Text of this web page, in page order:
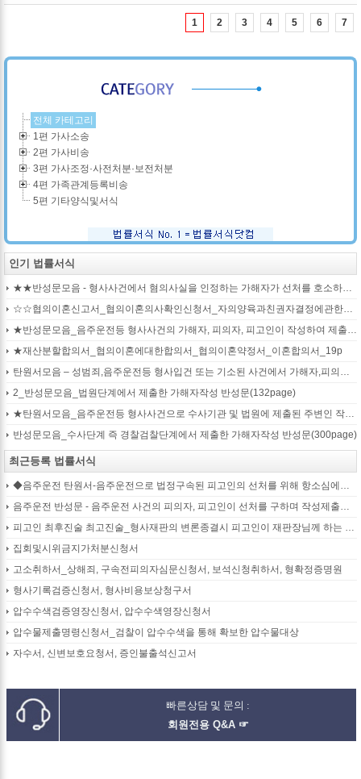
1 2 3 4 5 6 7
전체 카테고리
1편 가사소송
2편 가사비송
3편 가사조정·사전처분·보전처분
4편 가족관계등록비송
5편 기타양식및서식
인기 법률서식
★★반성문모음 - 형사사건에서 혐의사실을 인정하는 가해자가 선처를 호소하며 제출작성하는 반성문2
☆☆협의이혼신고서_협의이혼의사확인신청서_자의양육과친권자결정에관한협의서_22p
★반성문모음_음주운전등 형사사건의 가해자, 피의자, 피고인이 작성하여 제출하는 반성문모음(380page)
★재산분할합의서_협의이혼에대한합의서_협의이혼약정서_이혼합의서_19p
탄원서모음 – 성범죄,음주운전등 형사입건 또는 기소된 사건에서 가해자,피의자,피고인을 위하여 선처를 호소하는 내용(지인분들 작성)
2_반성문모음_법원단계에서 제출한 가해자작성 반성문(132page)
★탄원서모음_음주운전등 형사사건으로 수사기관 및 법원에 제출된 주변인 작성 선처호소 탄원서(208page)
반성문모음_수사단계 즉 경찰검찰단계에서 제출한 가해자작성 반성문(300page)
최근등록 법률서식
◆음주운전 탄원서-음주운전으로 법정구속된 피고인의 선처를 위해 항소심에서 제출하는 탄원서(45page)
음주운전 반성문 - 음주운전 사건의 피의자, 피고인이 선처를 구하며 작성제출하는 반성문
피고인 최후진술 최고진술_형사재판의 변론종결시 피고인이 재판장님께 하는 최종진술 의견내용(36페이지)
집회및시위금지가처분신청서
고소취하서_상해죄, 구속전피의자심문신청서, 보석신청취하서, 형확정증명원
형사기록검증신청서, 형사비용보상청구서
압수수색검증영장신청서, 압수수색영장신청서
압수물제출명령신청서_검찰이 압수수색을 통해 확보한 압수물대상
자수서, 신변보호요청서, 증인불출석신고서
빠른상담 및 문의 :
회원전용 Q&A ☞